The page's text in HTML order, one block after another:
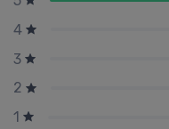
4
3
2
1